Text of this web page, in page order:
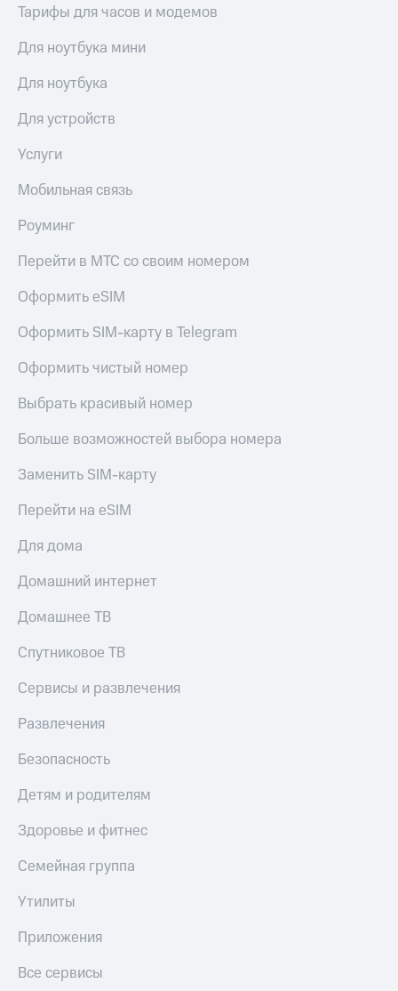
Тарифы для часов и модемов
Для ноутбука мини
Для ноутбука
Для устройств
Услуги
Мобильная связь
Роуминг
Перейти в МТС со своим номером
Оформить eSIM
Оформить SIM-карту в Telegram
Оформить чистый номер
Выбрать красивый номер
Больше возможностей выбора номера
Заменить SIM-карту
Перейти на eSIM
Для дома
Домашний интернет
Домашнее ТВ
Спутниковое ТВ
Сервисы и развлечения
Развлечения
Безопасность
Детям и родителям
Здоровье и фитнес
Семейная группа
Утилиты
Приложения
Все сервисы